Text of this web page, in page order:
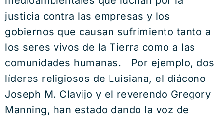
justicia contra las empresas y los
gobiernos que causan sufrimiento tanto a
los seres vivos de la Tierra como a las
comunidades humanas. Por ejemplo, dos
líderes religiosos de Luisiana, el diácono
Joseph M. Clavijo y el reverendo Gregory
Manning, han estado dando la voz de